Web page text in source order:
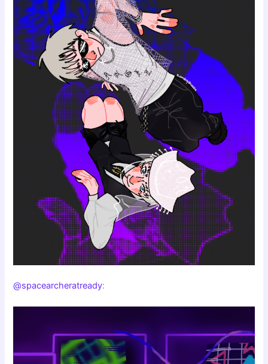
@spacearcheratready: